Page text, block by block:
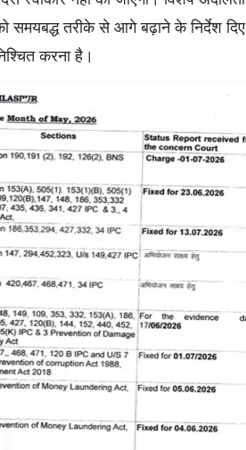
समयबद्ध तरीके से आगे बढ़ाने के निर्देश दिए
करना है।